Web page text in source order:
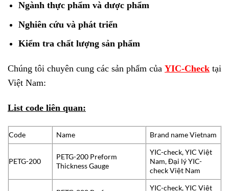
Ngành thực phẩm và dược phẩm
Nghiên cứu và phát triển
Kiểm tra chất lượng sản phẩm
Chúng tôi chuyên cung các sản phẩm của YIC-Check tại
Việt Nam:
List code liên quan:
Code Name Brand name Vietnam
PETG-200
PETG-200 Preform
Thickness Gauge
YIC-check, YIC Việt
Nam, Đại lý YIC-
check Việt Nam
YIC-check, YIC Việt